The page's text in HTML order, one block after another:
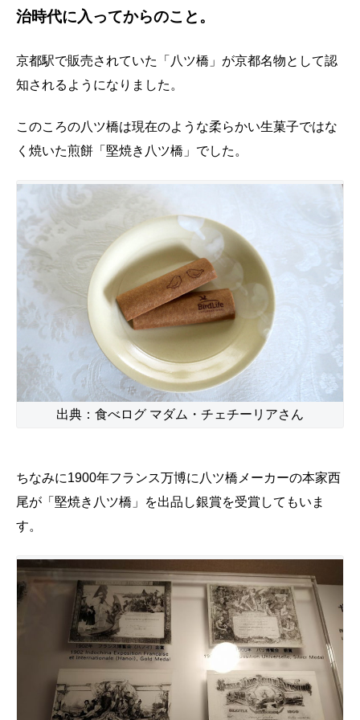
治時代に入ってからのこと。
京都駅で販売されていた「八ツ橋」が京都名物として認
知されるようになりました。
このころの八ツ橋は現在のような柔らかい生菓子ではな
く焼いた煎餅「堅焼き八ツ橋」でした。
出典：食べログ マダム・チェチーリアさん
ちなみに1900年フランス万博に八ツ橋メーカーの本家西
尾が「堅焼き八ツ橋」を出品し銀賞を受賞してもいま
す。